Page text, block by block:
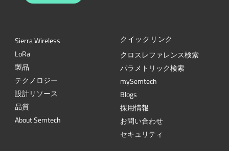
Sierra Wireless
LoRa
製品
テクノロジー
設計リソース
品質
About Semtech
クイックリンク
クロスレファレンス検索
パラメトリック検索
mySemtech
Blogs
採用情報
お問い合わせ
セキュリティ